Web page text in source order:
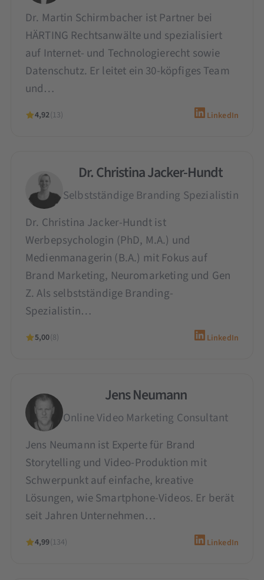
Dr. Martin Schirmbacher ist Partner bei
HÄRTING Rechtsanwälte und spezialisiert
auf Internet- und Technologierecht sowie
Datenschutz. Er leitet ein 30-köpfiges Team
und…
4,92(13) LinkedIn
Dr. Christina Jacker-Hundt
Selbstständige Branding Spezialistin
Dr. Christina Jacker-Hundt ist
Werbepsychologin (PhD, M.A.) und
Medienmanagerin (B.A.) mit Fokus auf
Brand Marketing, Neuromarketing und Gen
Z. Als selbstständige Branding-
Spezialistin…
5,00(8) LinkedIn
Jens Neumann
Online Video Marketing Consultant
Jens Neumann ist Experte für Brand
Storytelling und Video-Produktion mit
Schwerpunkt auf einfache, kreative
Lösungen, wie Smartphone-Videos. Er berät
seit Jahren Unternehmen…
4,99(134) LinkedIn